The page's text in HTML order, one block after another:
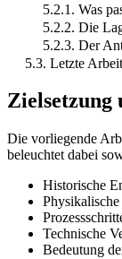
5.2.1. Was
5.2.2. Die
5.2.3. Der
5.3. Letzte
Zielsetzung
Die vorliegende
beleuchtet dabei
Historische
Technische
Bedeutung